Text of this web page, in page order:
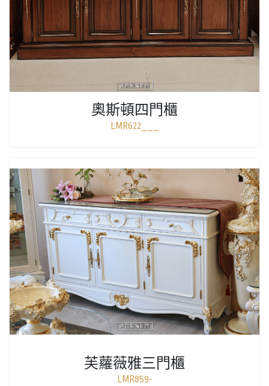
奧斯頓四門櫃
LMR622___
芙蘿薇雅三門櫃
LMR859-